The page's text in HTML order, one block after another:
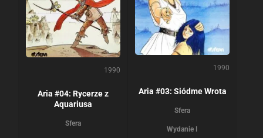
1990
Aria #04: Rycerze z
Aquariusa
Sfera
1990
Aria #03: Siódme Wrota
Sfera
Wydanie I